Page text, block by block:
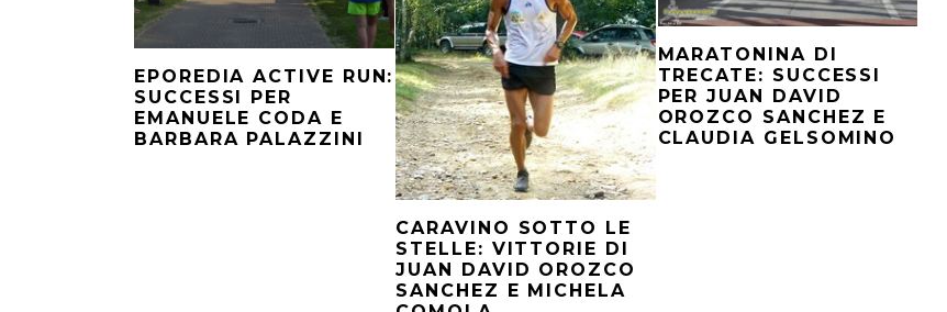
EPOREDIA ACTIVE RUN:
SUCCESSI PER
EMANUELE CODA E
BARBARA PALAZZINI
CARAVINO SOTTO LE
STELLE: VITTORIE DI
JUAN DAVID OROZCO
SANCHEZ E MICHELA
MARATONINA DI
TRECATE: SUCCESSI
PER JUAN DAVID
OROZCO SANCHEZ E
CLAUDIA GELSOMINO